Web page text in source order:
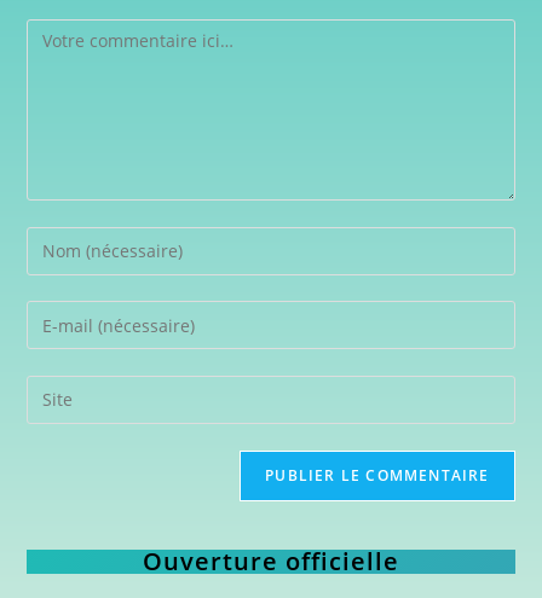
Ouverture officielle